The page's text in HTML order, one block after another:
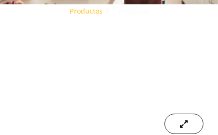
Productos